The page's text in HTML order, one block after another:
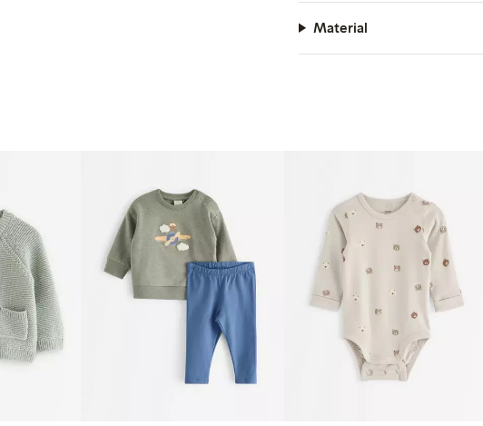
Material